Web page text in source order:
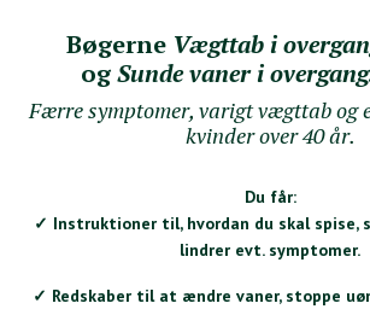
Bøgerne Vægttab i
ogSunde vaner i
Færre symptomer, varigt vægttab og
kvinder over 40 år.
Du får:
✓ Instruktioner til, hvordan du skal spise,
lindrer evt. symptomer.
✓ Redskaber til at ændre vaner, stoppe